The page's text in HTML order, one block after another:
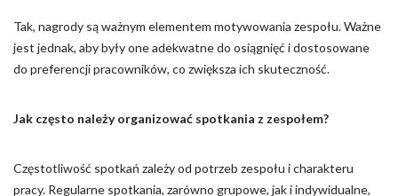
Tak, nagrody są ważnym elementem motywowania zespołu. Ważne
jest jednak, aby były one adekwatne do osiągnięć i dostosowane
do preferencji pracowników, co zwiększa ich skuteczność.
Jak często należy organizować spotkania z zespołem?
Częstotliwość spotkań zależy od potrzeb zespołu i charakteru
pracy. Regularne spotkania, zarówno grupowe, jak i indywidualne,